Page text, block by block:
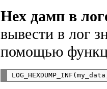
Hex дамп в
вывести в лог
помощью